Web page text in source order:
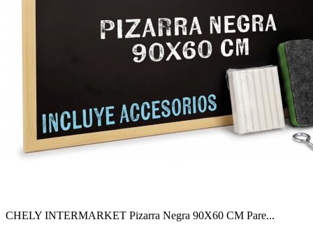
CHELY INTERMARKET Pizarra Negra 90X60 CM Pare...